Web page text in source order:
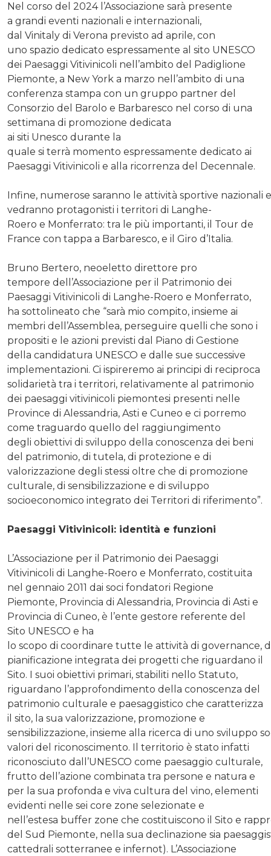
Nel corso del 2024 l’Associazione sarà presente
a grandi eventi nazionali e internazionali,
dal Vinitaly di Verona previsto ad aprile, con
uno spazio dedicato espressamente al sito UNESCO
dei Paesaggi Vitivinicoli nell’ambito del Padiglione
Piemonte, a New York a marzo nell’ambito di una
conferenza stampa con un gruppo partner del
Consorzio del Barolo e Barbaresco nel corso di una
settimana di promozione dedicata
ai siti Unesco durante la
quale si terrà momento espressamente dedicato ai
Paesaggi Vitivinicoli e alla ricorrenza del Decennale.
Infine, numerose saranno le attività sportive nazionali
vedranno protagonisti i territori di Langhe-
Roero e Monferrato: tra le più importanti, il Tour de
France con tappa a Barbaresco, e il Giro d’Italia.
Bruno Bertero, neoeletto direttore pro
tempore dell’Associazione per il Patrimonio dei
Paesaggi Vitivinicoli di Langhe-Roero e Monferrato,
ha sottolineato che “sarà mio compito, insieme ai
membri dell’Assemblea, perseguire quelli che sono i
propositi e le azioni previsti dal Piano di Gestione
della candidatura UNESCO e dalle sue successive
implementazioni. Ci ispireremo ai principi di reciproca
solidarietà tra i territori, relativamente al patrimonio
dei paesaggi vitivinicoli piemontesi presenti nelle
Province di Alessandria, Asti e Cuneo e ci porremo
come traguardo quello del raggiungimento
degli obiettivi di sviluppo della conoscenza dei beni
del patrimonio, di tutela, di protezione e di
valorizzazione degli stessi oltre che di promozione
culturale, di sensibilizzazione e di sviluppo
socioeconomico integrato dei Territori di riferimento”.
Paesaggi Vitivinicoli: identità e funzioni
L’Associazione per il Patrimonio dei Paesaggi
Vitivinicoli di Langhe-Roero e Monferrato, costituita
nel gennaio 2011 dai soci fondatori Regione
Piemonte, Provincia di Alessandria, Provincia di Asti e
Provincia di Cuneo, è l’ente gestore referente del
Sito UNESCO e ha
lo scopo di coordinare tutte le attività di governance,
pianificazione integrata dei progetti che riguardano il
Sito. I suoi obiettivi primari, stabiliti nello Statuto,
riguardano l’approfondimento della conoscenza del
patrimonio culturale e paesaggistico che caratterizza
il sito, la sua valorizzazione, promozione e
sensibilizzazione, insieme alla ricerca di uno sviluppo
valori del riconoscimento. Il territorio è stato infatti
riconosciuto dall’UNESCO come paesaggio culturale,
frutto dell’azione combinata tra persone e natura e
per la sua profonda e viva cultura del vino, elementi
evidenti nelle sei core zone selezionate e
nell’estesa buffer zone che costituiscono il Sito e
del Sud Piemonte, nella sua declinazione sia
cattedrali sotterranee e infernot). L’Associazione